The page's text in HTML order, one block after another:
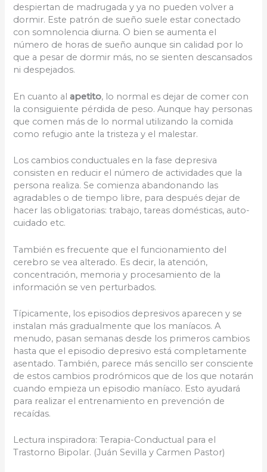
despiertan de madrugada y ya no pueden volver a
dormir. Este patrón de sueño suele estar conectado
con somnolencia diurna. O bien se aumenta el
número de horas de sueño aunque sin calidad por lo
que a pesar de dormir más, no se sienten descansados
ni despejados.
En cuanto alapetito, lo normal es dejar de comer con
la consiguiente pérdida de peso. Aunque hay personas
que comen más de lo normal utilizando la comida
como refugio ante la tristeza y el malestar.
Los cambios conductuales en la fase depresiva
consisten en reducir el número de actividades que la
persona realiza. Se comienza abandonando las
agradables o de tiempo libre, para después dejar de
hacer las obligatorias: trabajo, tareas domésticas, auto-
cuidado etc.
También es frecuente que el funcionamiento del
cerebro se vea alterado. Es decir, la atención,
concentración, memoria y procesamiento de la
información se ven perturbados.
Típicamente, los episodios depresivos aparecen y se
instalan más gradualmente que los maníacos. A
menudo, pasan semanas desde los primeros cambios
hasta que el episodio depresivo está completamente
asentado. También, parece más sencillo ser consciente
de estos cambios prodrómicos que de los que notarán
cuando empieza un episodio maníaco. Esto ayudará
para realizar el entrenamiento en prevención de
recaídas.
Lectura inspiradora: Terapia-Conductual para el
Trastorno Bipolar. (Juán Sevilla y Carmen Pastor)